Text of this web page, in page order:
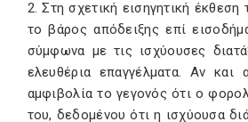
2. Στη σχετική εισηγητική έκθεση
το βάρος απόδειξης επί
σύμφωνα με τις ισχύουσες
ελευθέρια επαγγέλματα. Αν
αμφιβολία το γεγονός ότι ο
του, δεδομένου ότι η ισχύουσα